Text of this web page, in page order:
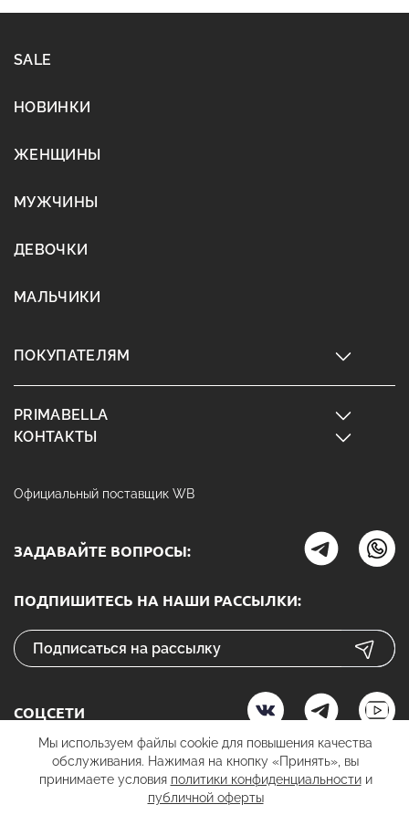
SALE
НОВИНКИ
ЖЕНЩИНЫ
МУЖЧИНЫ
ДЕВОЧКИ
МАЛЬЧИКИ
ПОКУПАТЕЛЯМ
PRIMABELLA
КОНТАКТЫ
Официальный поставщик WB
ЗАДАВАЙТЕ ВОПРОСЫ:
ПОДПИШИТЕСЬ НА НАШИ РАССЫЛКИ:
СОЦСЕТИ
Мы используем файлы cookie для повышения качества
обслуживания. Нажимая на кнопку «Принять», вы
принимаете условия политики конфиденциальностии
публичной оферты